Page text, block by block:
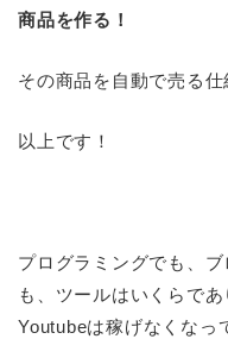
商品を作る！
その商品を自動で売る仕
以上です！
プログラミングでも、
も、ツールはいくらで
Youtubeは稼げなくなっ